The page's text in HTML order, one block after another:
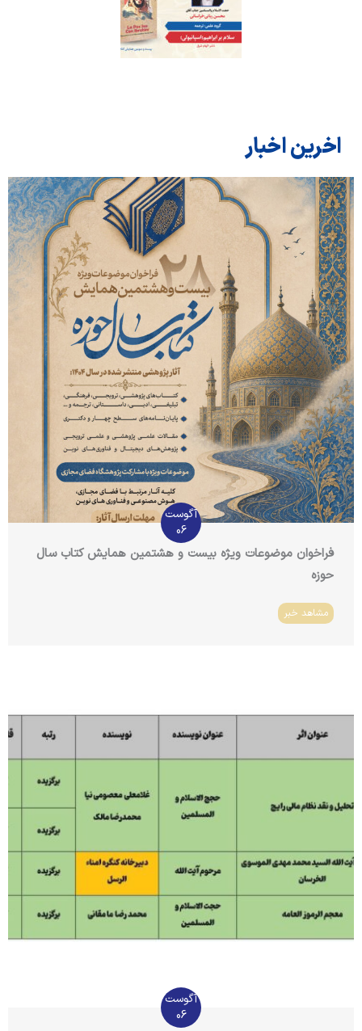
اخرین اخبار
آگوست
06
فراخوان موضوعات ویژه بیست و هشتمین همایش کتاب سال
حوزه
مشاهد خبر
آگوست
06